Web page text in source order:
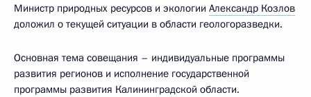
Министр природных ресурсов и экологии Александр Козлов
доложил о текущей ситуации в области геологоразведки.
Основная тема совещания – индивидуальные программы
развития регионов и исполнение государственной
программы развития Калининградской области.